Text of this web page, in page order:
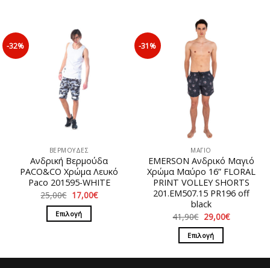
έχει
πολλαπλές
παραλλαγές.
Οι
επιλογές
μπορούν
να
επιλεγούν
στη
του
προϊόντος
προϊόν
έχει
πολλαπλές
παραλλαγές.
Οι
επιλογές
μπορούν
να
επιλεγούν
στη
σελίδα
του
προϊόντος
-32%
ΒΕΡΜΟΥΔΕΣ
Ανδρική Βερμούδα
PACO&CO Χρώμα Λευκό
Paco 201595-WHITE
25,00€ Original
price
was:
25,00€.
17,00€Η
τρέχουσα
Επιλογή
-31%
ΜΑΓΙΟ
EMERSON Ανδρικό Μαγιό
Χρώμα Μαύρο 16” FLORAL
PRINT VOLLEY SHORTS
201.EM507.15 PR196 off
black
41,90€ Original
price
was:
41,90€.
29,00€Η
τρέχουσα
Επιλογή
το